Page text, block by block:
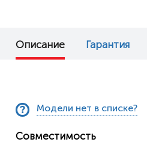
Описание Гарантия
Модели нет в списке?
Совместимость